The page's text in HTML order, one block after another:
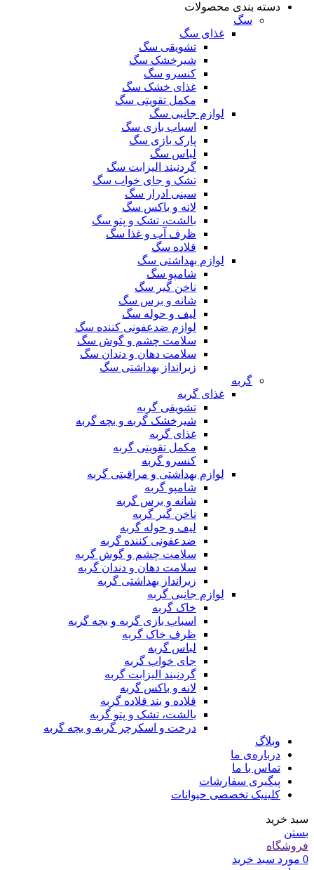
دسته بندی محصولات
سگ
غذای سگ
تشویقی سگ
شیرخشک سگ
کنسرو سگ
غذای خشک سگ
مکمل تقویتی سگ
لوازم جانبی سگ
اسباب بازی سگ
پارک بازی سگ
لباس سگ
گردنبند الیزابت سگ
تشک و جای خواب سگ
سینی ادرار سگ
لانه و باکس سگ
بالشت، تشک و پتو سگ
ظرف آب و غذا سگ
قلاده سگ
لوازم بهداشتی سگ
شامپو سگ
ناخن گیر سگ
شانه و برس سگ
لیف و حوله سگ
لوازم ضدعفونی کننده سگ
سلامت چشم و گوش سگ
سلامت دهان و دندان سگ
زیرانداز بهداشتی سگ
گربه
غذای گربه
تشویقی گربه
شیرخشک گربه و بچه گربه
غذای گربه
مکمل تقویتی گربه
کنسرو گربه
لوازم بهداشتی و مراقبتی گربه
شامپو گربه
شانه و برس گربه
ناخن گیر گربه
لیف و حوله گربه
ضدعفونی کننده گربه
سلامت چشم و گوش گربه
سلامت دهان و دندان گربه
زیرانداز بهداشتی گربه
لوازم جانبی گربه
خاک گربه
اسباب بازی گربه و بچه گربه
ظرف خاک گربه
لباس گربه
جای خواب گربه
گردنبند الیزابت گربه
لانه و باکس گربه
قلاده و بند قلاده گربه
بالشت، تشک و پتو گربه
درخت و اسکرچر گربه و بچه گربه
وبلاگ
درباره‌ی ما
تماس با ما
پیگیری سفارشات
کلینیک تخصصی حیوانات
سبد خرید
بستن
فروشگاه
0 مورد سبد خرید